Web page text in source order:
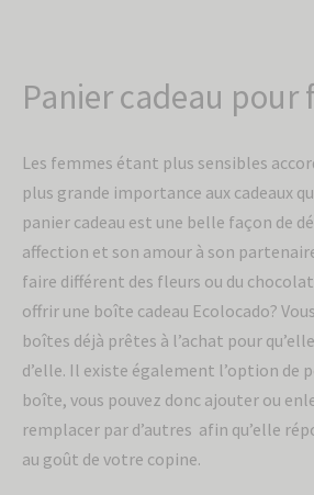
Panier cadeau pour
Les femmes étant plus sensibles
plus grande importance aux cadeaux
panier cadeau est une belle façon de
affection et son amour à son
faire différent des fleurs ou du
offrir une boîte cadeau Ecolocado?
boîtes déjà prêtes à l’achat pour
d’elle. Il existe également l’option de
boîte, vous pouvez donc ajouter ou
remplacer par d’autres afin qu’elle
au goût de votre copine.